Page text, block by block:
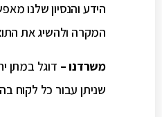
הידע והנסיון שלנו
המקרה ולהשיג את
משרדנו – דוגל במתן
שניתן עבור כל לקוח